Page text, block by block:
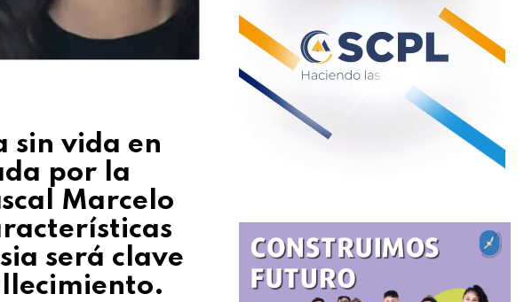
sin vida en
por la
Marcelo
será clave